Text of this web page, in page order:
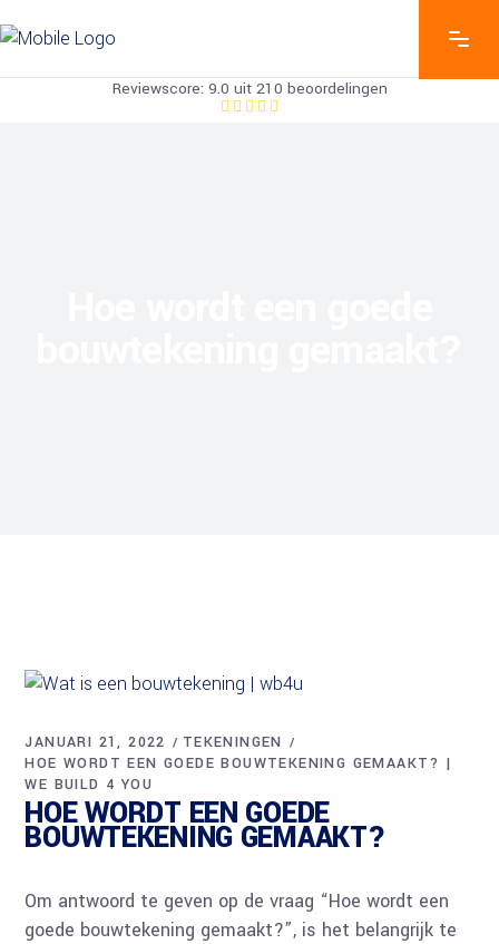
Reviewscore: 9.0 uit 210 beoordelingen
JANUARI 21, 2022
TEKENINGEN
HOE WORDT EEN GOEDE BOUWTEKENING GEMAAKT? |
WE BUILD 4 YOU
HOE WORDT EEN GOEDE
BOUWTEKENING GEMAAKT?
Om antwoord te geven op de vraag “Hoe wordt een
goede bouwtekening gemaakt?”, is het belangrijk te